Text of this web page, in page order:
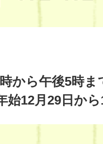
から午後5時ま
始12月29日か